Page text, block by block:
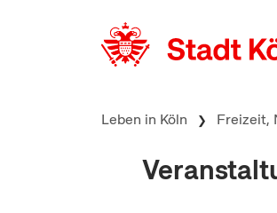
Leben in Köln Freizeit,